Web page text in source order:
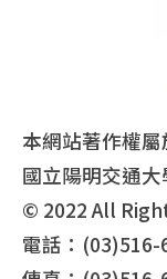
本網站著作權屬
國立陽明交通
© 2022 All
電話：(03)516-